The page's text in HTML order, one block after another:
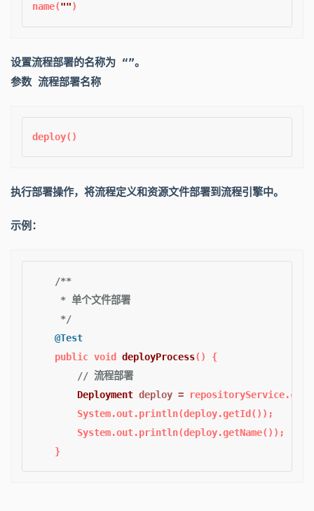
name(""
设置流程部署的名称为 “”。
参数 流程部署名称
执行部署操作，将流程定义和资源文件部署到流程引擎中。
示例：
/**
     * 单个文件部署
     */
@Test
public void deployProcess()
{
// 流程部署
Deployment deploy =
        System.out.println(deploy.getId());
        System.out.println(deploy.getName());